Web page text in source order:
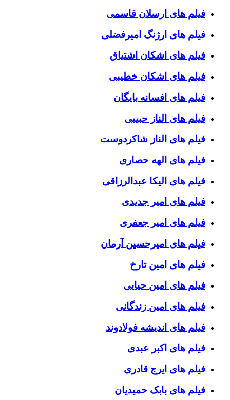
فیلم های ارسلان قاسمی
فیلم های ارژنگ امیرفضلی
فیلم های اشکان اشتیاق
فیلم های اشکان خطیبی
فیلم های افسانه بایگان
فیلم های الناز حبیبی
فیلم های الناز شاکردوست
فیلم های الهه حصاری
فیلم های الیکا عبدالرزاقی
فیلم های امیر جدیدی
فیلم های امیر جعفری
فیلم های امیرحسین آرمان
فیلم های امین تارخ
فیلم های امین حیایی
فیلم های امین زندگانی
فیلم های اندیشه فولادوند
فیلم های اکبر عبدی
فیلم های ایرج قادری
فیلم های بابک حمیدیان